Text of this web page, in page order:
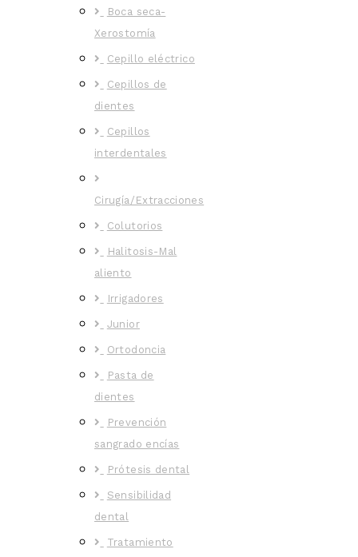
Boca seca-
Xerostomía
Cepillo eléctrico
Cepillos de
dientes
Cepillos
interdentales
Cirugía/Extracciones
Colutorios
Halitosis-Mal
aliento
Irrigadores
Junior
Ortodoncia
Pasta de
dientes
Prevención
sangrado encías
Prótesis dental
Sensibilidad
dental
Tratamiento